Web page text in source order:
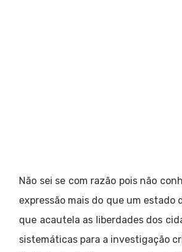
Não sei se com razão pois não
expressão mais do que um
que acautela as liberdades dos
sistemáticas para a investigação